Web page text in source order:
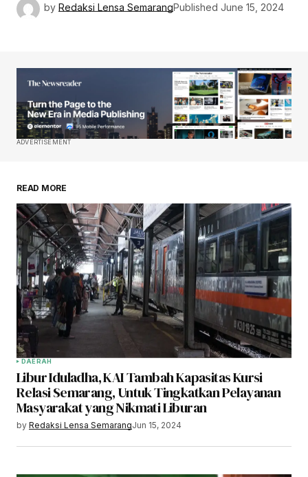
by Redaksi Lensa SemarangPublished June 15, 2024
ADVERTISEMENT
READ MORE
DAERAH
Libur Iduladha, KAI Tambah Kapasitas Kursi
Relasi Semarang, Untuk Tingkatkan Pelayanan
Masyarakat yang Nikmati Liburan
by Redaksi Lensa SemarangJun 15, 2024